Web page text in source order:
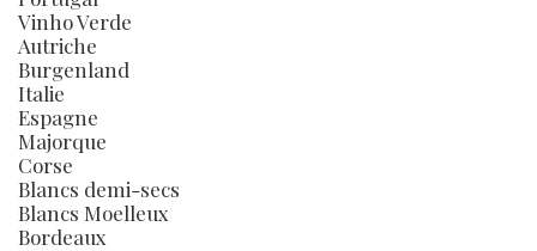
Vinho Verde
Autriche
Burgenland
Italie
Espagne
Majorque
Corse
Blancs demi-secs
Blancs Moelleux
Bordeaux